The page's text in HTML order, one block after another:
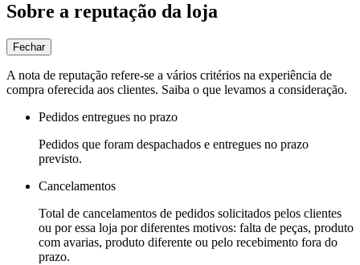
Sobre a reputação da loja
Fechar
A nota de reputação refere-se a vários critérios na experiência de
compra oferecida aos clientes. Saiba o que levamos a consideração.
Pedidos entregues no prazo
Pedidos que foram despachados e entregues no prazo
previsto.
Cancelamentos
Total de cancelamentos de pedidos solicitados pelos clientes
ou por essa loja por diferentes motivos: falta de peças, produto
com avarias, produto diferente ou pelo recebimento fora do
prazo.